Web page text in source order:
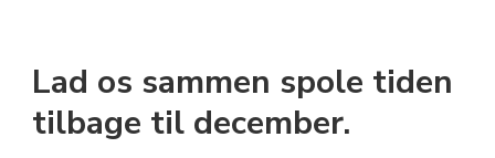
I
TYRKIET
Lad os sammen spole tiden
tilbage til december.